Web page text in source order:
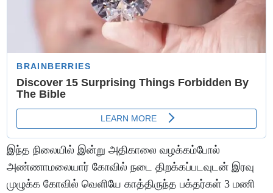
இந்த நிலையில் இன்று அதிகாலை வழக்கம்போல்
அண்ணாமலையார் கோவில் நடை திறக்கப்படவுடன் இரவு
முழுக்க கோவில் வெளியே காத்திருந்த பக்தர்கள் 3 மணி